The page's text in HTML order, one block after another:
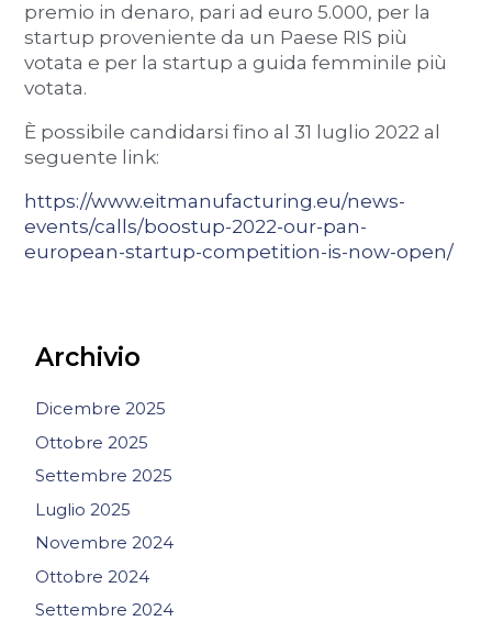
premio in denaro, pari ad euro 5.000, per la
startup proveniente da un Paese RIS più
votata e per la startup a guida femminile più
votata.
È possibile candidarsi fino al 31 luglio 2022 al
seguente link:
https://www.eitmanufacturing.eu/news-
events/calls/boostup-2022-our-pan-
european-startup-competition-is-now-open/
Archivio
Dicembre 2025
Ottobre 2025
Settembre 2025
Luglio 2025
Novembre 2024
Ottobre 2024
Settembre 2024